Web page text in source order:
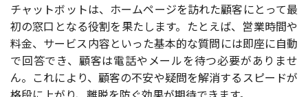
チャットボットは、ホームページを訪れた顧客にとって最
初の窓口となる役割を果たします。たとえば、営業時間や
料金、サービス内容といった基本的な質問には即座に自動
で回答でき、顧客は電話やメールを待つ必要がありませ
ん。これにより、顧客の不安や疑問を解消するスピードが